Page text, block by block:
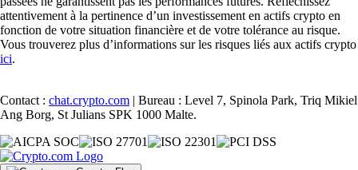
attentivement à la pertinence d’un investissement en actifs crypto en
fonction de votre situation financière et de votre tolérance au risque.
Vous trouverez plus d’informations sur les risques liés aux actifs crypto
ici.
Contact : chat.crypto.com | Bureau : Level 7, Spinola Park, Triq Mikiel
Ang Borg, St Julians SPK 1000 Malte.